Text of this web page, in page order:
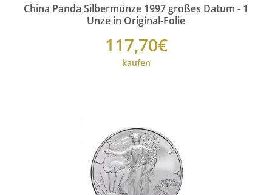
China Panda Silbermünze 1997 großes Datum - 1
Unze in Original-Folie
117,70€
kaufen